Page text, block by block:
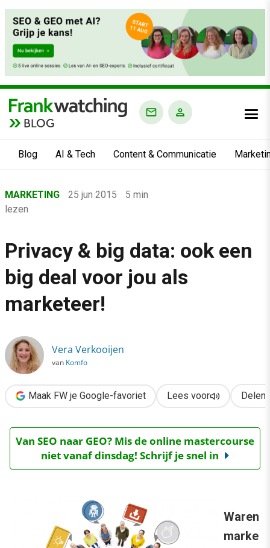
BLOG
Blog AI & Tech Content & Communicatie
›
Marketing
›
Privacy & big data: ook een big deal voor jou als marketeer!
MARKETING 25 jun 2015
5 min
lezen
Privacy & big data: ook een
big deal voor jou als
marketeer!
Vera Verkooijen
van Komfo
Maak FW je Google-favoriet Lees voor Delen
Van SEO naar GEO? Mis de online mastercourse
niet vanaf dinsdag! Schrijf je snel in
Waren
marke